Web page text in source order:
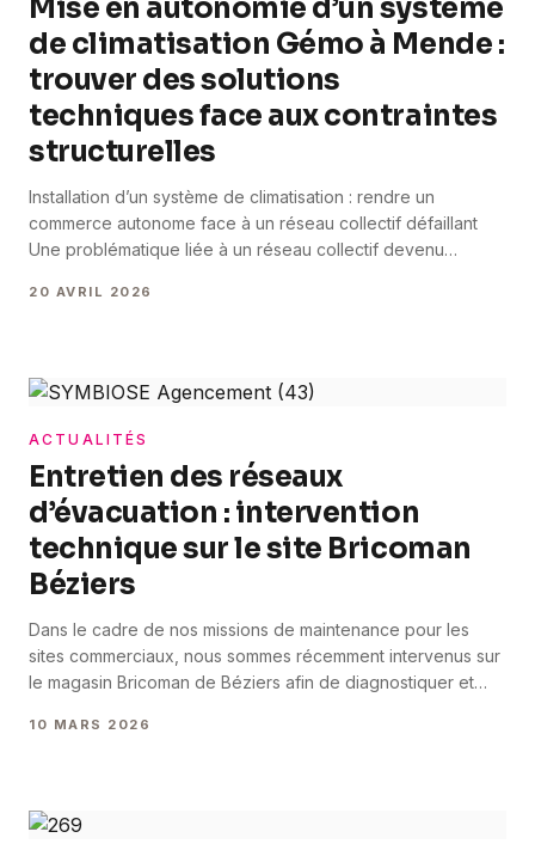
Mise en autonomie d’un système
de climatisation Gémo à Mende :
trouver des solutions
techniques face aux contraintes
structurelles
Installation d’un système de climatisation : rendre un
commerce autonome face à un réseau collectif défaillant
Une problématique liée à un réseau collectif devenu
Mende, le magasin Gémo était initialement raccordé à un
20 AVRIL 2026
ACTUALITÉS
Entretien des réseaux
d’évacuation : intervention
technique sur le site Bricoman
Béziers
Dans le cadre de nos missions de maintenance pour les
sites commerciaux, nous sommes récemment intervenus sur
le magasin Bricoman de Béziers afin de diagnostiquer et
réseaux d’évacuation. L’intervention a permis de constater
[&hellip;]
10 MARS 2026